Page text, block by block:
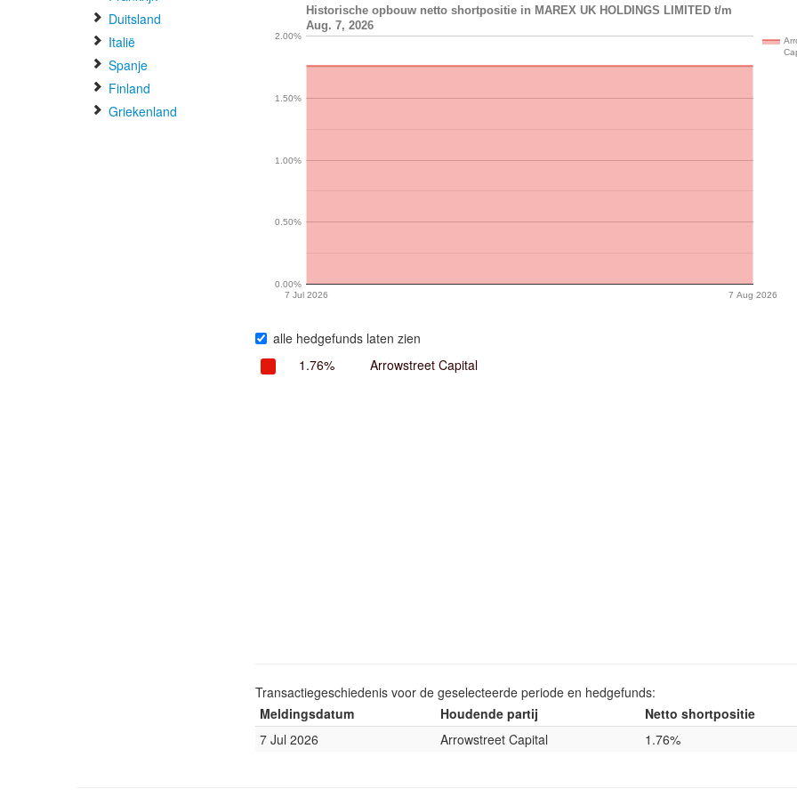
Duitsland
Italië
Spanje
Finland
Griekenland
Historische opbouw netto shortpositie in MAREX UK HOLDINGS LIMITED t/m
Aug. 7, 2026
7 Jul 2026 7 Aug 2026
0.00%
0.50%
1.00%
1.50%
2.00%
alle hedgefunds laten zien
1.76%
Arrowstreet Capital
Transactiegeschiedenis voor de geselecteerde periode en hedgefunds:
Meldingsdatum
Houdende partij
Netto shortpositie
7 Jul 2026
Arrowstreet Capital 1.76%